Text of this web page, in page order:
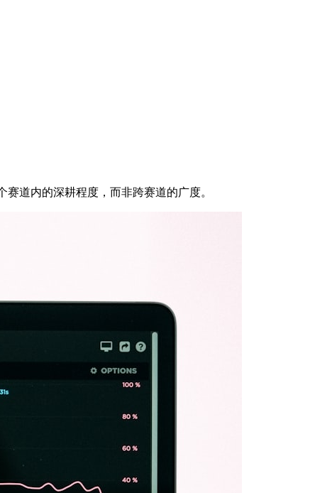
道内的深耕程度，而非跨赛道的广度。